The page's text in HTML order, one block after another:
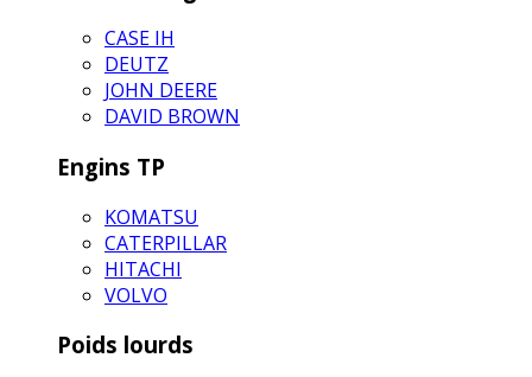
CASE IH
DEUTZ
JOHN DEERE
DAVID BROWN
Engins TP
KOMATSU
CATERPILLAR
HITACHI
VOLVO
Poids lourds